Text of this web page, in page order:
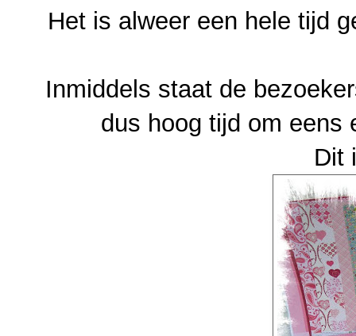
Het is alweer een hele tijd
Inmiddels staat de
dus hoog tijd om eens
Dit